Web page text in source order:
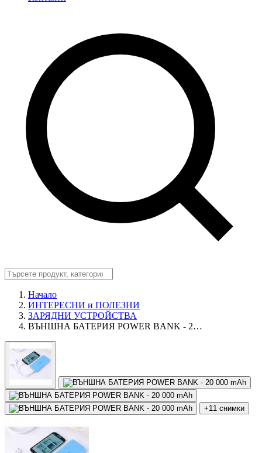
Начало
ИНТЕРЕСНИ и ПОЛЕЗНИ
ЗАРЯДНИ УСТРОЙСТВА
ВЪНШНА БАТЕРИЯ POWER BANK - 2…
+11 снимки